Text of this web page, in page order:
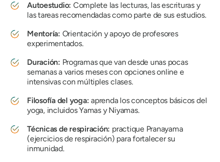
Autoestudio: Complete las lecturas, las escrituras y
las tareas recomendadas como parte de sus estudios.
Mentoría: Orientación y apoyo de profesores
experimentados.
Duración: Programas que van desde unas pocas
semanas a varios meses con opciones online e
intensivas con múltiples clases.
Filosofía del yoga: aprenda los conceptos básicos del
yoga, incluidos Yamas y Niyamas.
Técnicas de respiración: practique Pranayama
(ejercicios de respiración) para fortalecer su
inmunidad.